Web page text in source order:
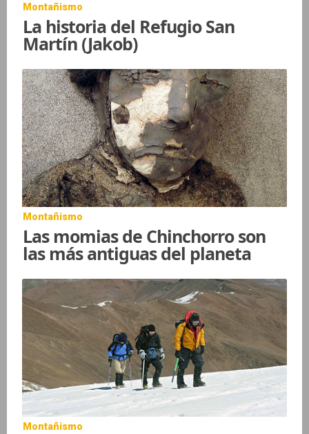
Montañismo
La historia del Refugio San
Martín (Jakob)
Montañismo
Las momias de Chinchorro son
las más antiguas del planeta
Montañismo